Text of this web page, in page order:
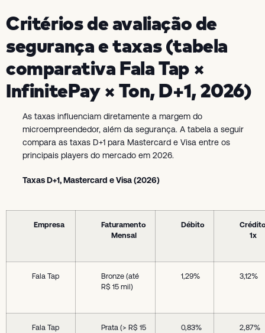
Critérios de avaliação de
segurança e taxas (tabela
comparativa Fala Tap ×
InfinitePay × Ton, D+1, 2026)
As taxas influenciam diretamente a margem do
microempreendedor, além da segurança. A tabela a seguir
compara as taxas D+1 para Mastercard e Visa entre os
principais players do mercado em 2026.
Taxas D+1, Mastercard e Visa (2026)
Empresa
Faturamento
Mensal
Débito
1x
Fala Tap
Bronze (até
R$ 15 mil)
1,29% 3,12%
Fala Tap
Prata (> R$ 15
0,83% 2,87%